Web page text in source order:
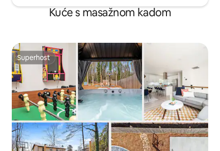
Kuće s masažnom kadom
Superhost
Superhost